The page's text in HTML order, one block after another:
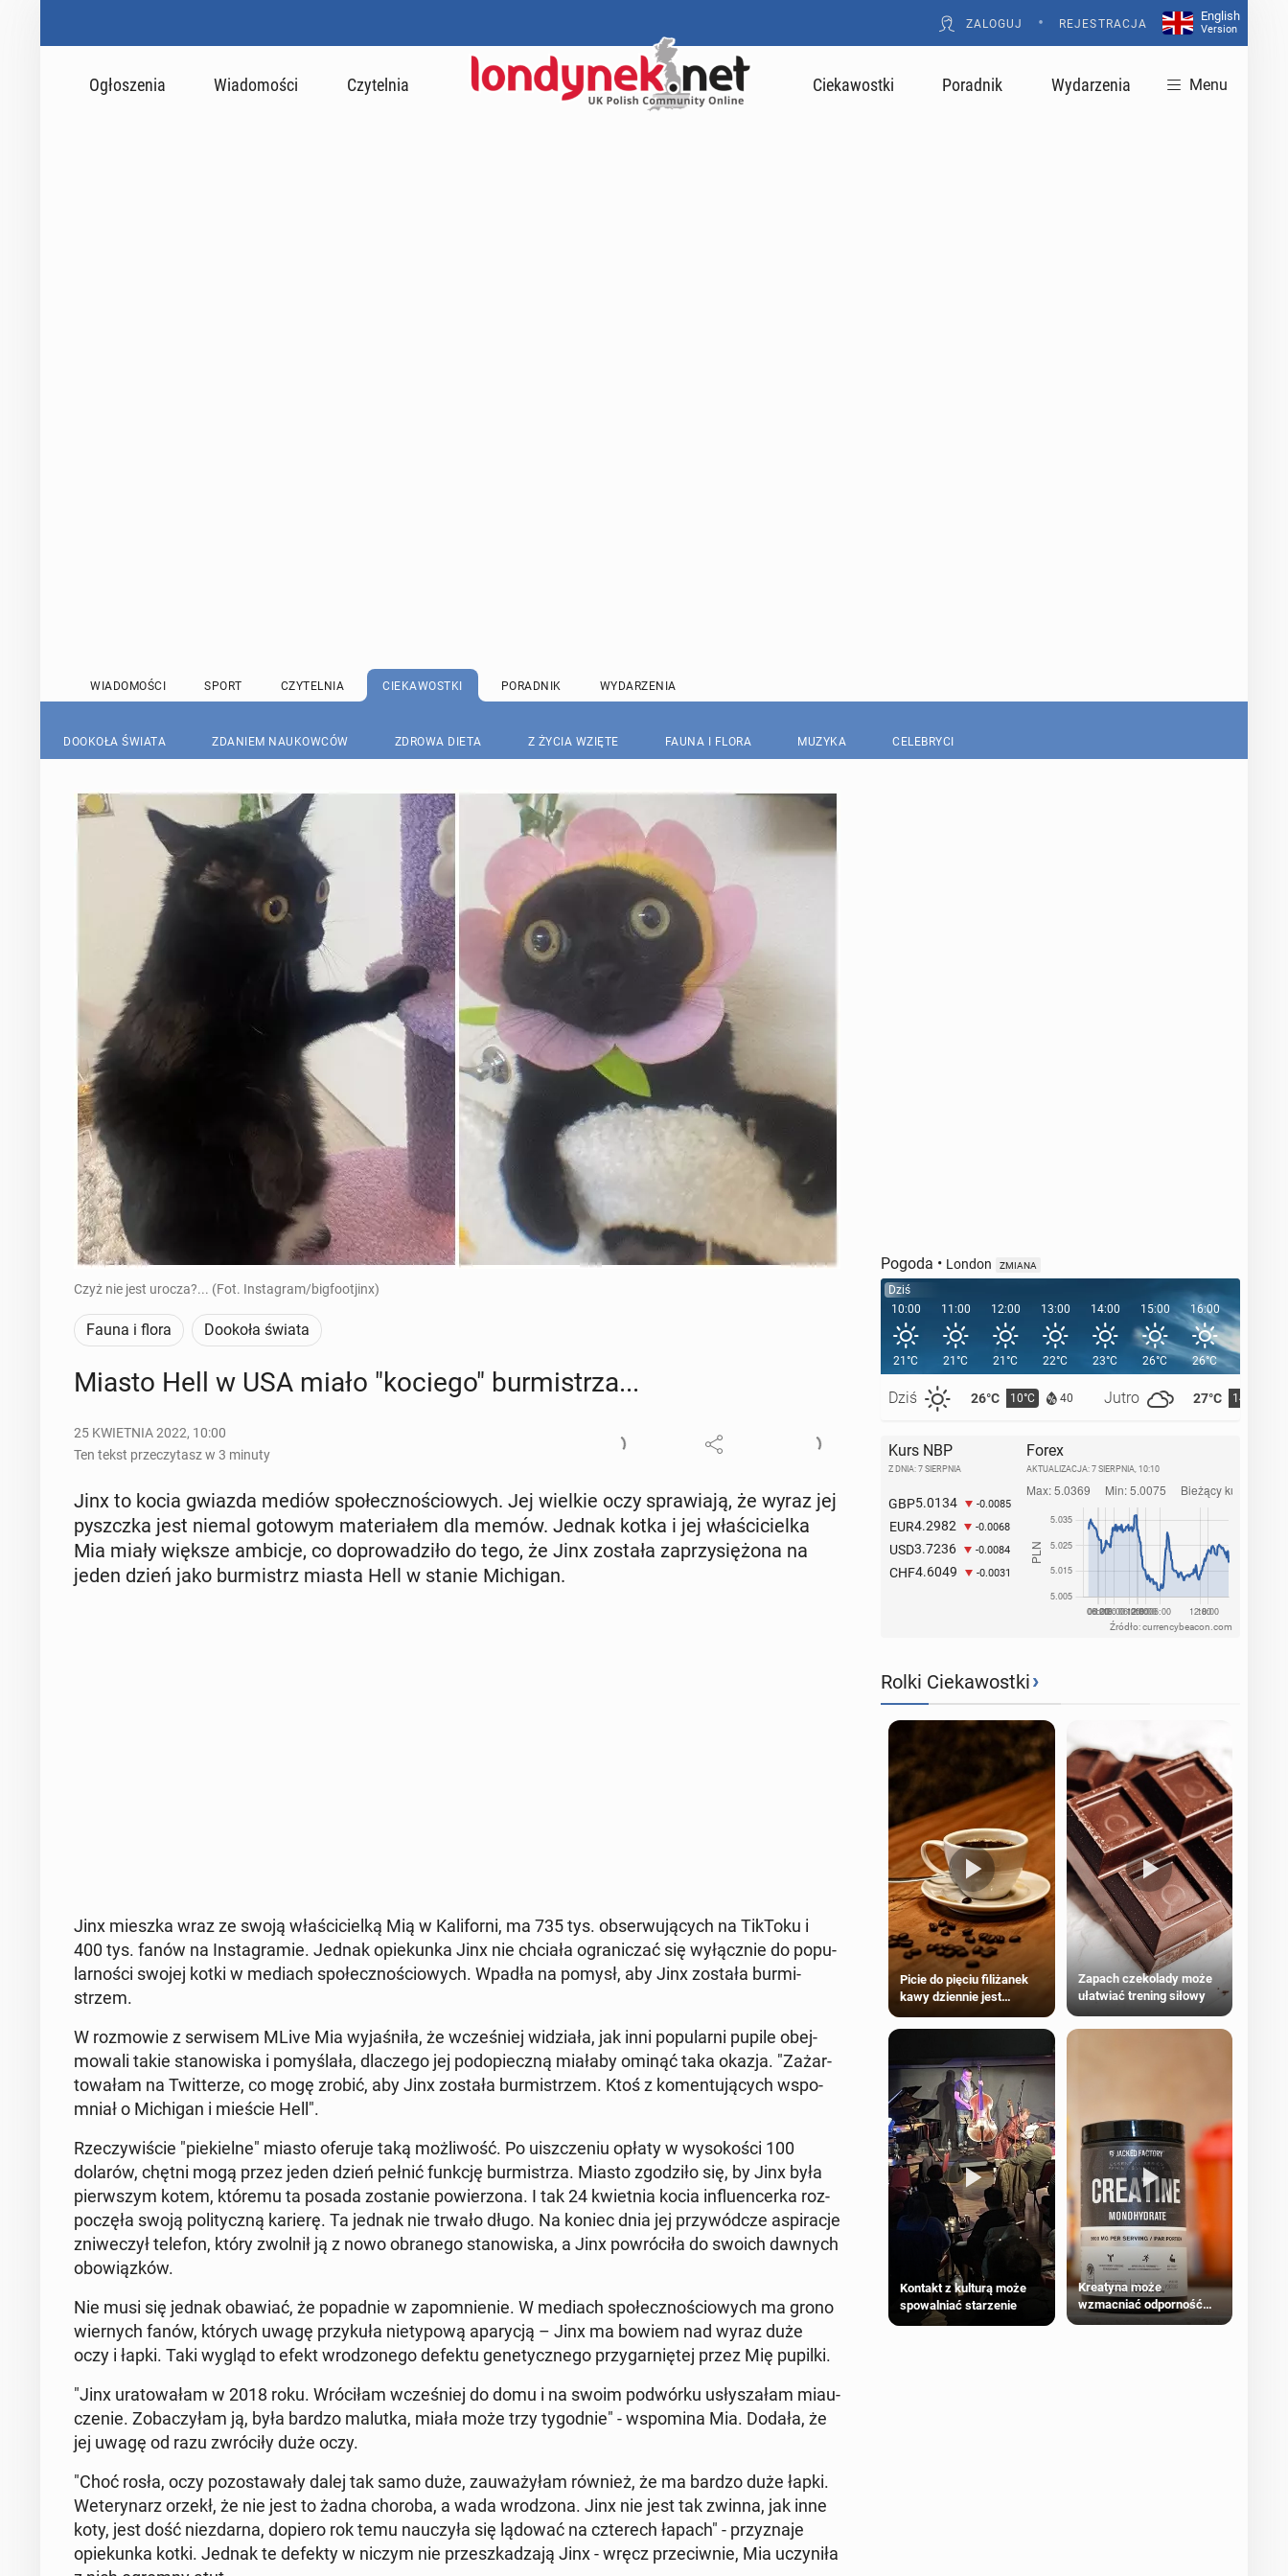
ZALOGUJ • REJESTRACJA
English
Version
Ogłoszenia Wiadomości Czytelnia Ciekawostki Poradnik Wydarzenia Menu
WIADOMOŚCI SPORT CZYTELNIA CIEKAWOSTKI PORADNIK WYDARZENIA
DOOKOŁA ŚWIATA ZDANIEM NAUKOWCÓW ZDROWA DIETA Z ŻYCIA WZIĘTE FAUNA I FLORA MUZYKA CELEBRYCI
Czyż nie jest urocza?... (Fot. Instagram/bigfootjinx)
Fauna i flora Dookoła świata
Miasto Hell w USA miało "kociego" bur­mi­strza...
25 KWIETNIA 2022, 10:00
Ten tekst przeczytasz w 3 minuty
Jinx to kocia gwiazda mediów spo­łecz­no­ścio­wych. Jej wielkie oczy spra­wia­ją, że wyraz jej
pyszcz­ka jest niemal gotowym ma­te­ria­łem dla memów. Jednak kotka i jej wła­ści­ciel­ka
Mia miały większe ambicje, co do­pro­wa­dzi­ło do tego, że Jinx została za­przy­się­żo­na na
jeden dzień jako bur­mistrz miasta Hell w stanie Mi­chi­gan.
Jinx mieszka wraz ze swoją wła­ści­ciel­ką Mią w Ka­li­for­ni, ma 735 tys. ob­ser­wu­ją­cych na TikToku i
400 tys. fanów na In­sta­gra­mie. Jednak opie­kun­ka Jinx nie chciała ogra­ni­czać się wy­łącz­nie do po­pu­
lar­no­ści swojej kotki w mediach spo­łecz­no­ścio­wych. Wpadła na pomysł, aby Jinx została bur­mi­
strzem.
W roz­mo­wie z ser­wi­sem MLive Mia wy­ja­śni­ła, że wcze­śniej wi­dzia­ła, jak inni po­pu­lar­ni pupile obej­
mo­wa­li takie sta­no­wi­ska i po­my­śla­ła, dla­cze­go jej pod­opiecz­ną miałaby ominąć taka okazja. "Za­żar­
to­wa­łam na Twit­te­rze, co mogę zrobić, aby Jinx została bur­mi­strzem. Ktoś z ko­men­tu­ją­cych wspo­
mniał o Mi­chi­gan i mieście Hell".
Rze­czy­wi­ście "pie­kiel­ne" miasto oferuje taką moż­li­wość. Po uisz­cze­niu opłaty w wy­so­ko­ści 100
dolarów, chętni mogą przez jeden dzień pełnić funkcję bur­mi­strza. Miasto zgo­dzi­ło się, by Jinx była
pierw­szym kotem, któremu ta posada zo­sta­nie po­wie­rzo­na. I tak 24 kwiet­nia kocia in­flu­en­cer­ka roz­
po­czę­ła swoją po­li­tycz­ną karierę. Ta jednak nie trwało długo. Na koniec dnia jej przy­wód­cze aspi­ra­cje
zni­we­czył telefon, który zwolnił ją z nowo ob­ra­ne­go sta­no­wi­ska, a Jinx po­wró­ci­ła do swoich dawnych
obo­wiąz­ków.
Nie musi się jednak obawiać, że po­pad­nie w za­po­mnie­nie. W mediach spo­łecz­no­ścio­wych ma grono
wier­nych fanów, których uwagę przy­ku­ła nie­ty­po­wą apa­ry­cją – Jinx ma bowiem nad wyraz duże
oczy i łapki. Taki wygląd to efekt wro­dzo­ne­go defektu ge­ne­tycz­ne­go przy­gar­nię­tej przez Mię pupilki.
"Jinx ura­to­wa­łam w 2018 roku. Wró­ci­łam wcze­śniej do domu i na swoim po­dwór­ku usły­sza­łam miau­
cze­nie. Zo­ba­czy­łam ją, była bardzo malutka, miała może trzy ty­go­dnie" - wspo­mi­na Mia. Dodała, że
jej uwagę od razu zwró­ci­ły duże oczy.
"Choć rosła, oczy po­zo­sta­wa­ły dalej tak samo duże, za­uwa­ży­łam również, że ma bardzo duże łapki.
We­te­ry­narz orzekł, że nie jest to żadna choroba, a wada wro­dzo­na. Jinx nie jest tak zwinna, jak inne
koty, jest dość nie­zdar­na, dopiero rok temu na­uczy­ła się lądować na czte­rech łapach" - przy­zna­je
opie­kun­ka kotki. Jednak te defekty w niczym nie prze­szka­dza­ją Jinx - wręcz prze­ciw­nie, Mia uczy­ni­ła
Pogoda • London ZMIANA
Dziś
10:00
21°C
Dziś 26°C 10°C 40 Jutro 27°C 14°C
11:00
21°C
12:00
21°C
13:00
22°C
14:00
23°C
15:00
26°C
16:00
26°C
17:00
Kurs NBP
Z DNIA: 7 SIERPNIA
GBP5.0134 -0.0085
EUR4.2982 -0.0068
USD3.7236 -0.0084
CHF4.6049 -0.0031
Forex
AKTUALIZACJA: 7 SIERPNIA, 10:10
Źródło: currencybeacon.com
Rolki Ciekawostki›
Picie do pięciu filiżanek
kawy dziennie jest
większości dorosłych
Zapach czekolady może
ułatwiać trening siłowy
Kontakt z kulturą może
spowalniać starzenie
Kreatyna może
wzmacniać odporność
przeciw nowotworom